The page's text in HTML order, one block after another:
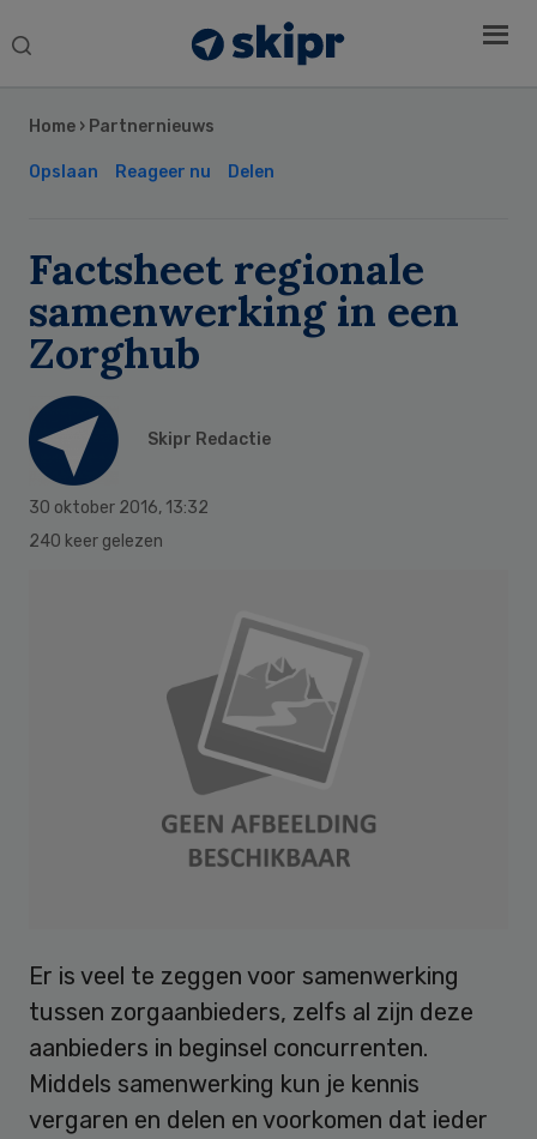
Search
Home › Partnernieuws
Opslaan Reageer nu Delen
Factsheet regionale
samenwerking in een
Zorghub
Skipr Redactie
30 oktober 2016, 13:32
240 keer gelezen
Er is veel te zeggen voor samenwerking
tussen zorgaanbieders, zelfs al zijn deze
aanbieders in beginsel concurrenten.
Middels samenwerking kun je kennis
vergaren en delen en voorkomen dat ieder
Sidebar